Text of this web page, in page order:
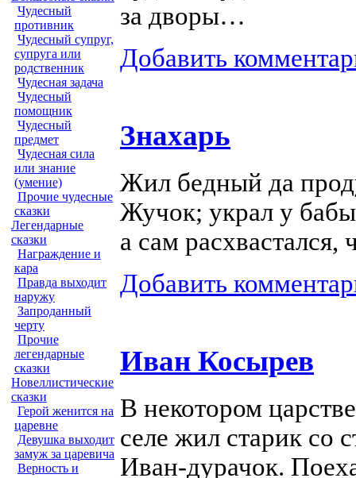
Чудесный
противник
Чудесный супруг,
супруга или
родственник
Чудесная задача
Чудесный
помощник
Чудесный
предмет
Чудесная сила
или знание
(умение)
Прочие чудесные
сказки
Легендарные
сказки
Награждение и
кара
Правда выходит
наружу
Запроданный
черту
Прочие
легендарные
сказки
Новеллистические
сказки
Герой женится на
царевне
Девушка выходит
замуж за царевича
Верность и
за дворы…
Добавить
Знахарь
Жил бедный да
Жучок; украл у
а сам
Добавить
Иван Косырев
В некотором
селе жил старик со
Иван-дурачок.